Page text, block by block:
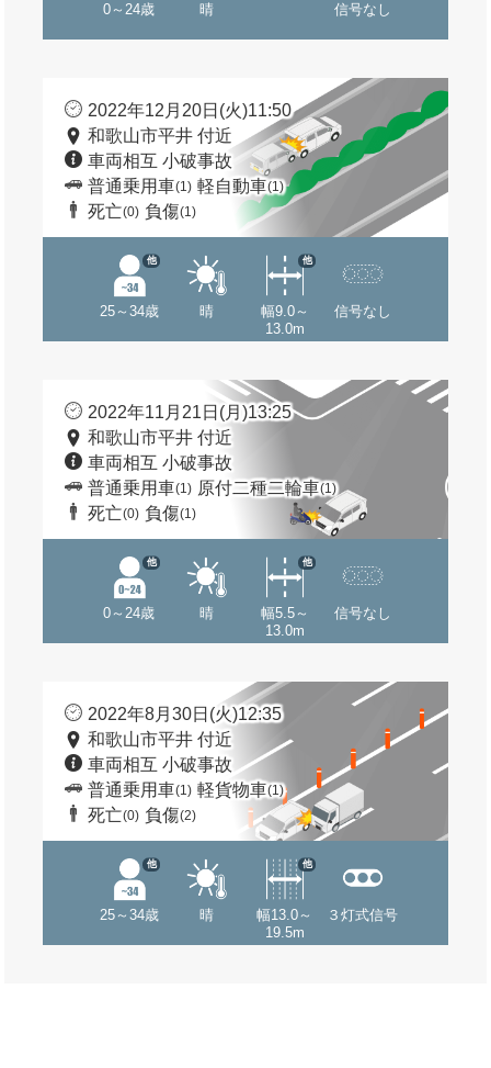
0～24歳 晴 信号なし
2022年12月20日(火)11:50
和歌山市平井 付近
車両相互 小破事故
普通乗用車(1) 軽自動車(1)
死亡(0) 負傷(1)
25～34歳
他
晴
幅9.0～
13.0m
他
信号なし
2022年11月21日(月)13:25
和歌山市平井 付近
車両相互 小破事故
普通乗用車(1) 原付二種二輪車(1)
死亡(0) 負傷(1)
0～24歳
他
晴
幅5.5～
13.0m
他
信号なし
2022年8月30日(火)12:35
和歌山市平井 付近
車両相互 小破事故
普通乗用車(1) 軽貨物車(1)
死亡(0) 負傷(2)
25～34歳
他
晴
幅13.0～
19.5m
他
３灯式信号